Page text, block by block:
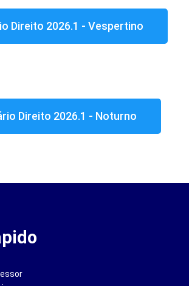
Direito 2026.1 - Vespertino​
Direito 2026.1 - Noturno